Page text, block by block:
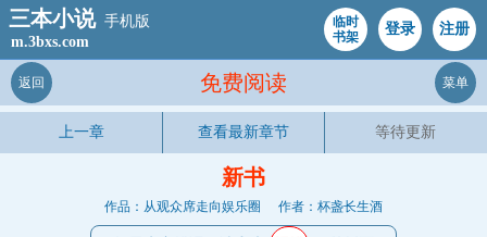
三本小说 手机版
m.3bxs.com
临时
书架
登录 注册
免费阅读
返回 菜单
上一章 查看最新章节 等待更新
新书
作品：从观众席走向娱乐圈 作者：杯盏长生酒